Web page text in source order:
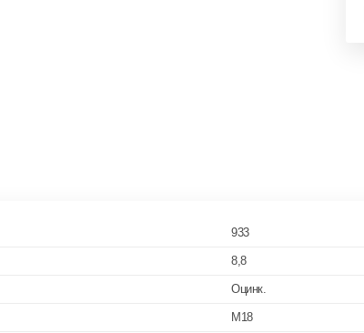
933
8,8
Оцинк.
M18